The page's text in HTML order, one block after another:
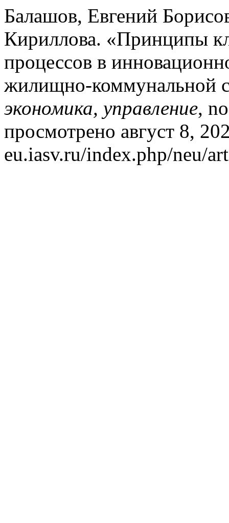
Балашов, Евгений
Кириллова. «Принципы
процессов в
жилищно-коммунальной
экономика, управление,
просмотрено август 8,
eu.iasv.ru/index.php/neu/